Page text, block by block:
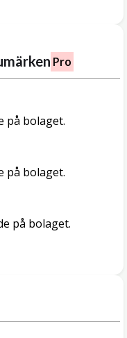
Pro
på bolaget.
på bolaget.
på bolaget.